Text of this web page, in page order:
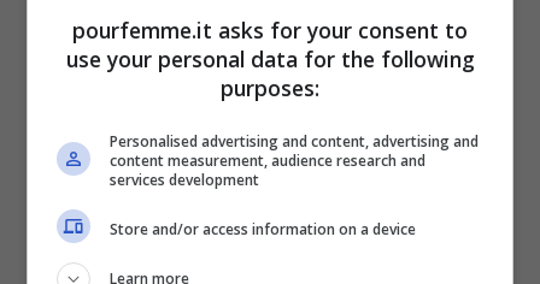
Un vero e propriotrattamento
ristrutturante da chiedere al proprio
utilizzato è composto principalmente da
vitamina D, vitamina B6, pantenolo,
proteine e amminoacidi, ma la sua
pourfemme.it asks for your consent to
use your personal data for the following
purposes:
Personalised advertising and content, advertising and
content measurement, audience research and
services development
Store and/or access information on a device
Learn more